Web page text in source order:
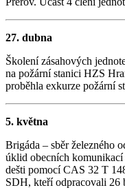
27. dubna
Školení zásahových
na požární stanici HZS
proběhla exkurze požární
5. května
Brigáda – sběr železného
úklid obecních
dešti pomocí CAS 32 T
SDH, kteří odpracovali 26